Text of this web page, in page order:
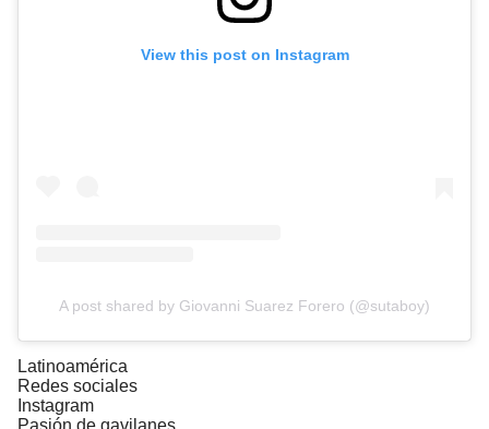
View this post on Instagram
A post shared by Giovanni Suarez Forero (@sutaboy)
Latinoamérica
Redes sociales
Instagram
Pasión de gavilanes